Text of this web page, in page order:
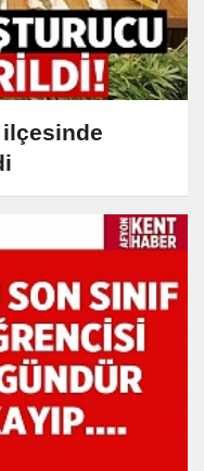
ilçesinde